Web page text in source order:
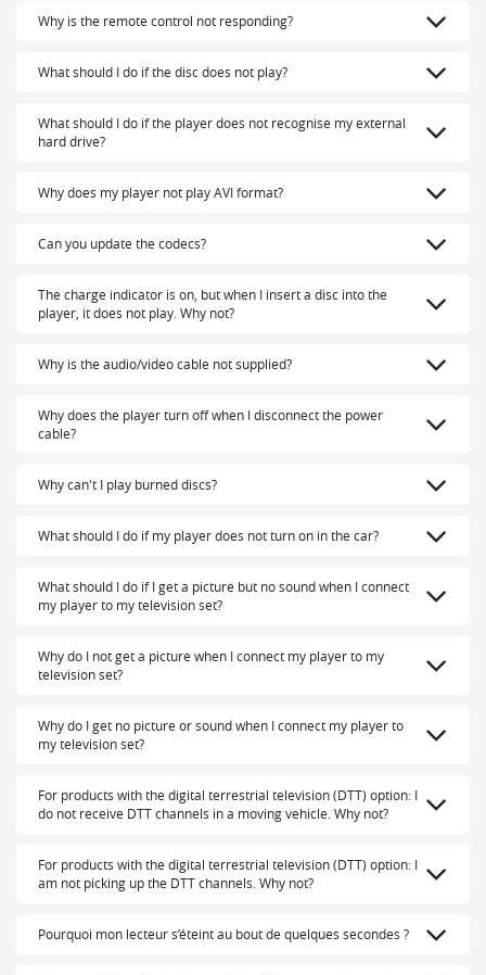
Why is the remote control not responding?
What should I do if the disc does not play?
What should I do if the player does not recognise my external
hard drive?
Why does my player not play AVI format?
Can you update the codecs?
The charge indicator is on, but when I insert a disc into the
player, it does not play. Why not?
Why is the audio/video cable not supplied?
Why does the player turn off when I disconnect the power
cable?
Why can't I play burned discs?
What should I do if my player does not turn on in the car?
What should I do if I get a picture but no sound when I connect
my player to my television set?
Why do I not get a picture when I connect my player to my
television set?
Why do I get no picture or sound when I connect my player to
my television set?
For products with the digital terrestrial television (DTT) option: I
do not receive DTT channels in a moving vehicle. Why not?
For products with the digital terrestrial television (DTT) option: I
am not picking up the DTT channels. Why not?
Pourquoi mon lecteur s’éteint au bout de quelques secondes ?